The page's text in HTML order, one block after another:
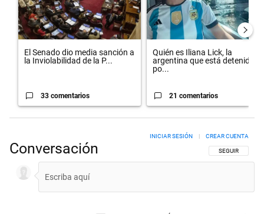
El Senado dio media sanción a
la Inviolabilidad de la P...
33 comentarios
Quién es Iliana Lick, la
argentina que está detenida
po...
21 comentarios
Conversación SIGA ESTA
SEGUIR
INICIAR SESIÓN CREAR CUENTA